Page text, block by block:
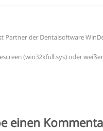
Partner der Dentalsoftware
(win32kfull.sys) oder
einen